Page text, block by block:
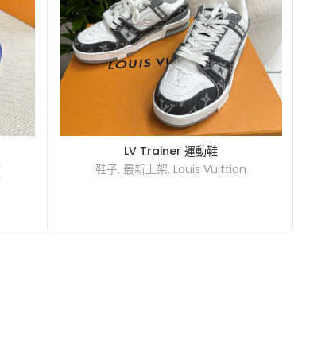
LV Trainer 運動鞋
鞋子, 最新上架, Louis Vuittion